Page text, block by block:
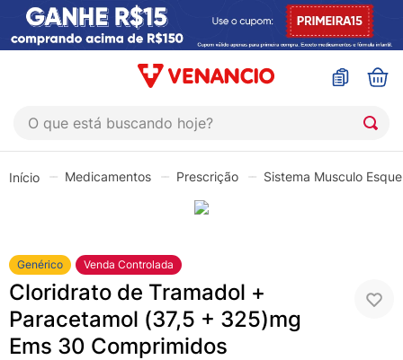
O que está buscando hoje?
Medicamentos Prescrição Sistema Musculo
Genérico Venda Controlada
Cloridrato de Tramadol +
Paracetamol (37,5 + 325)mg
Ems 30 Comprimidos
1º
coristina
4º
fly gotas
5º
protetor solar
6º
esmalte